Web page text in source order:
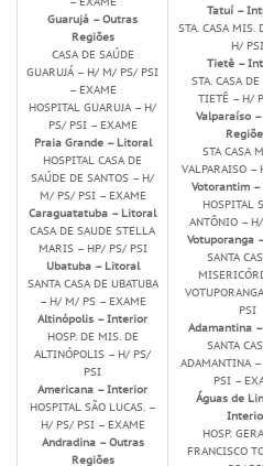
Guarujá – Outras
Regiões
CASA DE SAÚDE
GUARUJÁ – H/ M/ PS/ PSI
– EXAME
HOSPITAL GUARUJA – H/
PS/ PSI – EXAME
Praia Grande – Litoral
HOSPITAL CASA DE
SAÚDE DE SANTOS – H/
M/ PS/ PSI – EXAME
Caraguatatuba – Litoral
CASA DE SAUDE STELLA
MARIS – HP/ PS/ PSI
Ubatuba – Litoral
SANTA CASA DE UBATUBA
– H/ M/ PS – EXAME
Altinópolis – Interior
HOSP. DE MIS. DE
ALTINÓPOLIS – H/ PS/
PSI
Americana – Interior
HOSPITAL SÃO LUCAS. –
H/ PS/ PSI – EXAME
Andradina – Outras
Regiões
Tatuí –
STA. CASA MIS.
H/ PSI
Tietê –
STA. CASA
TIETÊ – H/
Valparaíso
STA CASA
VALPARAISO –
Votorantim
HOSPITAL
ANTÔNIO –
Votuporanga
SANTA
PSI
Adamantina
SANTA
ADAMANTINA
PSI –
Águas de
HOSP.
FRANCISCO